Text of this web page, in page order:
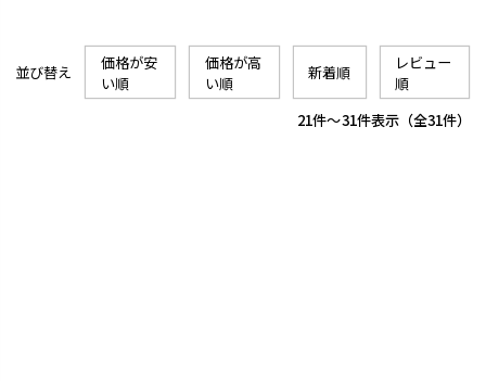
並び替え
価格が安
い順
価格が高
い順
新着順
レビュー
順
31
21 -
31件表示